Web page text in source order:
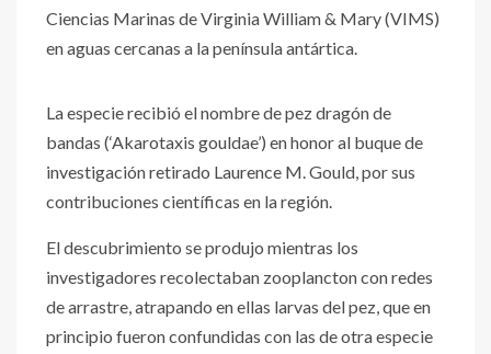
Ciencias Marinas de Virginia William & Mary (VIMS)
en aguas cercanas a la península antártica.
La especie recibió el nombre de pez dragón de
bandas (‘Akarotaxis gouldae’) en honor al buque de
investigación retirado Laurence M. Gould, por sus
contribuciones científicas en la región.
El descubrimiento se produjo mientras los
investigadores recolectaban zooplancton con redes
de arrastre, atrapando en ellas larvas del pez, que en
principio fueron confundidas con las de otra especie